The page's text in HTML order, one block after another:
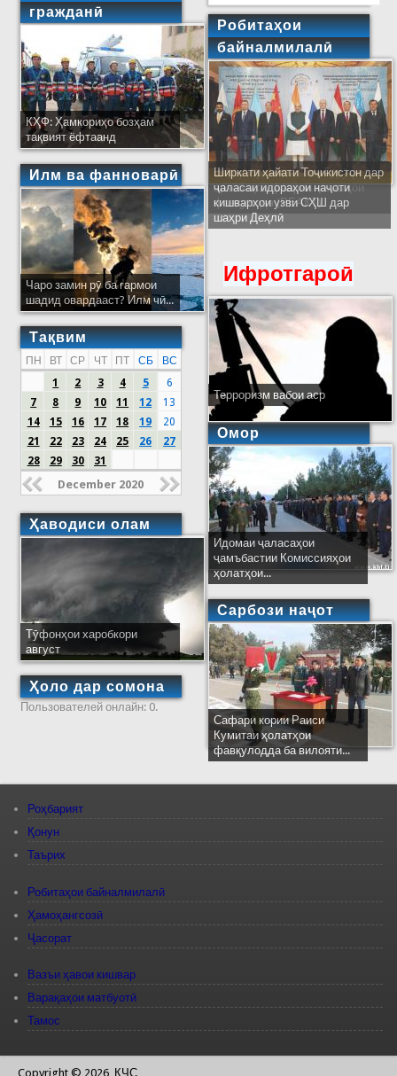
гражданӣ
КҲФ: Ҳамкориҳо бозҳам
тақвият ёфтаанд
Илм ва фанноварӣ
Чаро замин рӯ ба гармои
шадид овардааст? Илм чӣ...
Тақвим
ПН ВТ СР ЧТ ПТ СБ
ВС
1
2 3 4 5
6
7
8 9 10 11 12
13
14
15 16 17 18 19
20
21
22 23 24 25 26
27
28
29 30 31
December 2020
Ҳаводиси олам
Тӯфонҳои харобкори
август
Ҳоло дар сомона
Пользователей онлайн: 0.
Робитаҳои
байналмилалӣ
Ширкати ҳайати Тоҷикистон дар
ҷаласаи идораҳои наҷоти
кишварҳои узви СҲШ дар
шаҳри Деҳлӣ
Ифротгароӣ
Терроризм вабои аср
Омор
Идомаи ҷаласаҳои
ҷамъбастии Комиссияҳои
ҳолатҳои...
Сарбози наҷот
Сафари кории Раиси
Кумитаи ҳолатҳои
фавқулодда ба вилояти...
Роҳбарият
Қонун
Таърих
Робитаҳои байналмилалӣ
Ҳамоҳангсозӣ
Ҷасорат
Вазъи ҳавои кишвар
Варақаҳои матбуотӣ
Тамос
Copyright © 2026, КЧС